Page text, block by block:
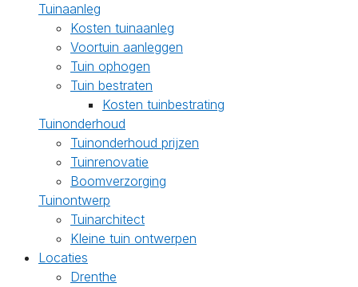
Tuinaanleg
Kosten tuinaanleg
Voortuin aanleggen
Tuin ophogen
Tuin bestraten
Kosten tuinbestrating
Tuinonderhoud
Tuinonderhoud prijzen
Tuinrenovatie
Boomverzorging
Tuinontwerp
Tuinarchitect
Kleine tuin ontwerpen
Locaties
Drenthe